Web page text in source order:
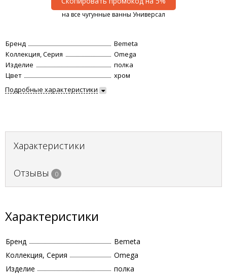
на все чугунные ванны Универсал
Бренд
Bemeta
Коллекция, Серия
Omega
Изделие
полка
Цвет
хром
Подробные характеристики
Характеристики
Отзывы 0
Характеристики
Бренд
Bemeta
Коллекция, Серия
Omega
Изделие
полка